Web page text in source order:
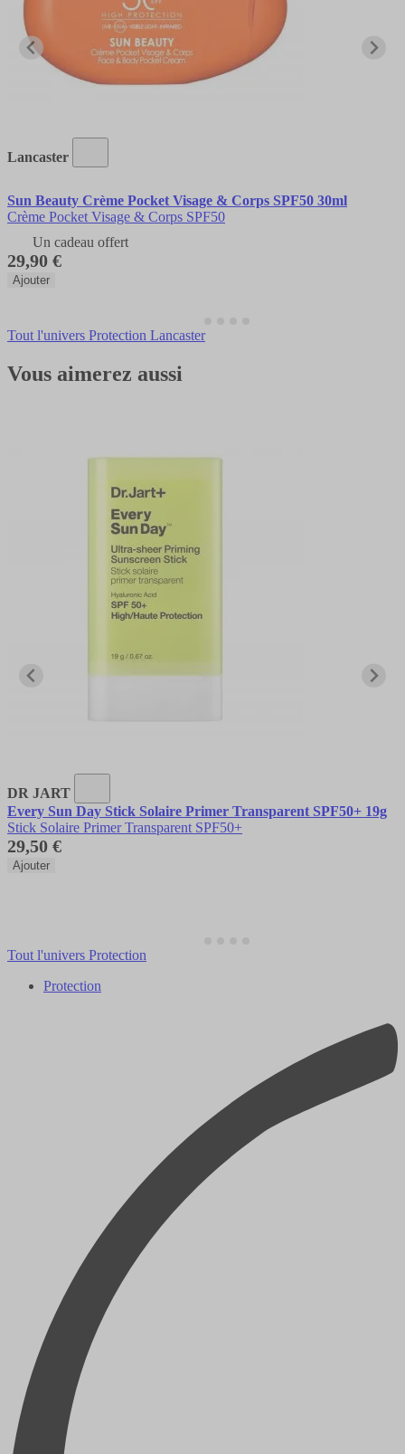
Lancaster
Sun Beauty Crème Pocket Visage & Corps SPF50 30ml
Crème Pocket Visage & Corps SPF50
Un cadeau offert
29,90 €
Ajouter
Tout l'univers Protection Lancaster
Vous aimerez aussi
DR JART
Every Sun Day Stick Solaire Primer Transparent SPF50+ 19g
Stick Solaire Primer Transparent SPF50+
29,50 €
Ajouter
Tout l'univers Protection
Protection